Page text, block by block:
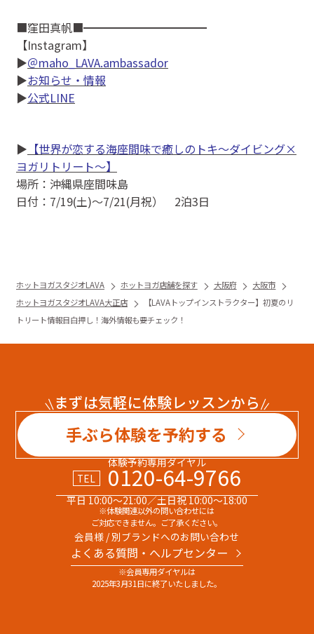
■窪田真帆■━━━━━━━━━━━
【Instagram】
▶＠maho_LAVA.ambassador
▶お知らせ・情報
▶公式LINE
▶ 【世界が恋する海座間味で癒しのトキ～ダイビング×
ヨガリトリート～】
場所：沖縄県座間味島
日付：7/19(土)〜7/21(月祝） 2泊3日
ホットヨガスタジオLAVA ホットヨガ店舗を探す 大阪府
大阪市
ホットヨガスタジオLAVA大正店
【LAVAトップインストラクター】初夏のリ
トリート情報目白押し！海外情報も要チェック！
まずは気軽に体験レッスンから
手ぶら体験を予約する
体験予約専用ダイヤル
TEL
0120-64-9766
平日 10:00～21:00／土日祝 10:00～18:00
※体験関連以外の問い合わせには
ご対応できません。ご了承ください。
会員様 / 別ブランドへのお問い合わせ
よくある質問・へルプセンター
※会員専用ダイヤルは
2025年3月31日に終了いたしました。